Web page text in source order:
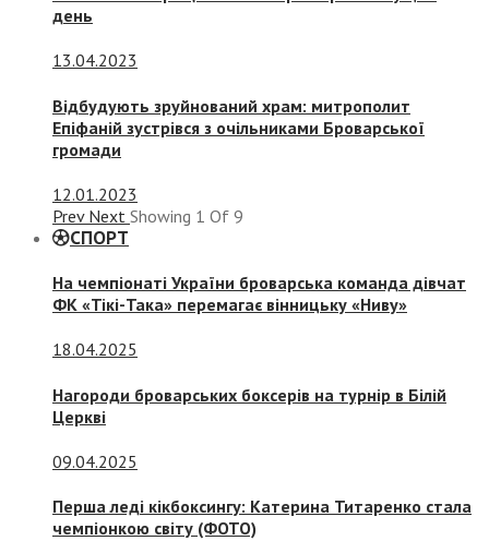
день
13.04.2023
Відбудують зруйнований храм: митрополит
Епіфаній зустрівся з очільниками Броварської
громади
12.01.2023
Prev Next Showing 1 Of 9
СПОРТ
На чемпіонаті України броварська команда дівчат
ФК «Тікі-Така» перемагає вінницьку «Ниву»
18.04.2025
Нагороди броварських боксерів на турнір в Білій
Церкві
09.04.2025
Перша леді кікбоксингу: Катерина Титаренко стала
чемпіонкою світу (ФОТО)